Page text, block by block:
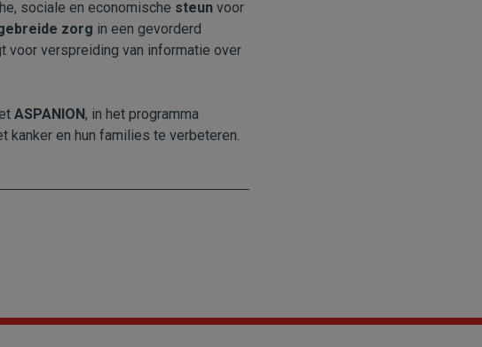
sociale en economische steun voor
zorg in een gevorderd
voor verspreiding van informatie over
ASPANION, in het programma
kanker en hun families te verbeteren.